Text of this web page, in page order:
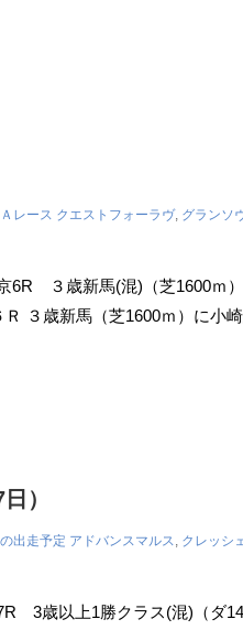
レース クエストフォーラヴ, グランソ
6R ３歳新馬(混)（芝1600ｍ
３歳新馬（芝1600ｍ）に小
）
出走予定 アドバンスマルス, クレッシ
3歳以上1勝クラス(混)（ダ